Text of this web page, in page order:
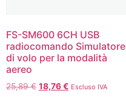
FS-SM600 6CH USB
radiocomando Simulatore
di volo per la modalità
aereo
25,89€ 18,76€ Escluso IVA